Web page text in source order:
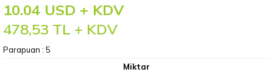
10.04 USD + KDV
478,53 TL + KDV
Parapuan : 5
Miktar